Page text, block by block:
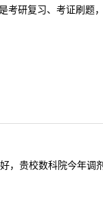
研复习、考证刷
贵校数科院今年调